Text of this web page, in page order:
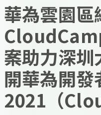
華為雲園區
案助力深圳
開華為開發
2021（